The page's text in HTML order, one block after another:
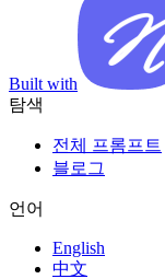
Built with
탐색
전체 프롬프트
블로그
언어
English
中文